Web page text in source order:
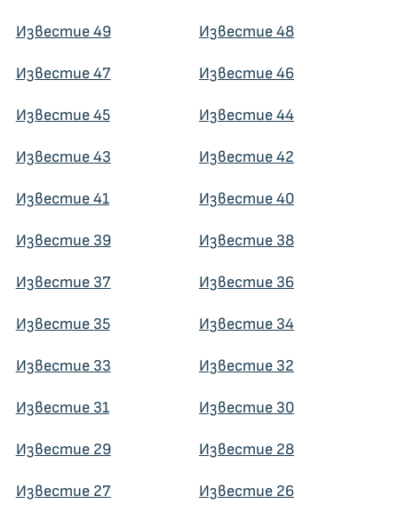
Известие 49 Известие 48
Известие 47 Известие 46
Известие 45 Известие 44
Известие 43 Известие 42
Известие 41 Известие 40
Известие 39 Известие 38
Известие 37 Известие 36
Известие 35 Известие 34
Известие 33 Известие 32
Известие 31 Известие 30
Известие 29 Известие 28
Известие 27 Известие 26